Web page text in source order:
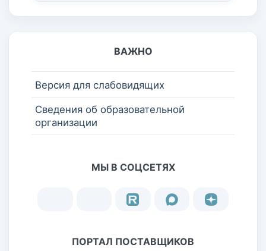
ВАЖНО
Версия для слабовидящих
Сведения об образовательной
организации
МЫ В СОЦСЕТЯХ
ПОРТАЛ ПОСТАВЩИКОВ